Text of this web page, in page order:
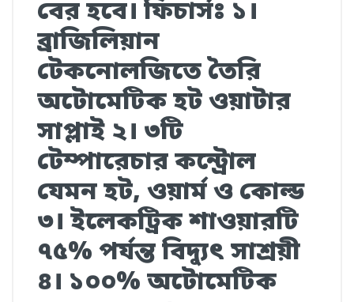
বের হবে। ফিচার্সঃ ১।
ব্রাজিলিয়ান
টেকনোলজিতে তৈরি
অটোমেটিক হট ওয়াটার
সাপ্লাই ২। ৩টি
টেম্পারেচার কন্ট্রোল
যেমন হট, ওয়ার্ম ও কোল্ড
৩। ইলেকট্রিক শাওয়ারটি
৭৫% পর্যন্ত বিদ্যুৎ সাশ্রয়ী
৪। ১০০% অটোমেটিক